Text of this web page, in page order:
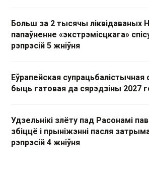
Больш за 2 тысячы ліквідаваных
папаўненне «экстрэмісцкага»
рэпрэсій 5 жніўня
Еўрапейская
быць гатовая да сярэдзіны 2027
Удзельнікі злёту пад Расонамі
збіццё і прыніжэнні пасля
рэпрэсій 4 жніўня